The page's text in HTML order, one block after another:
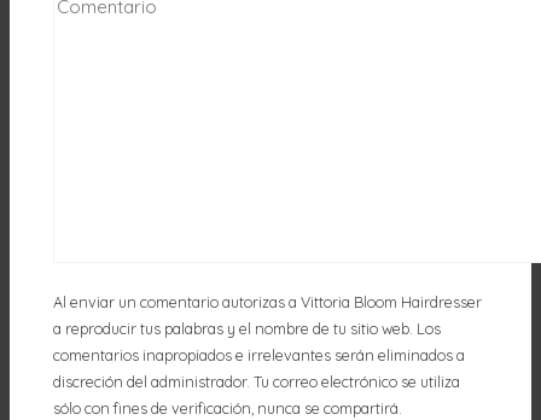
Al enviar un comentario autorizas a Vittoria Bloom Hairdresser
a reproducir tus palabras y el nombre de tu sitio web. Los
comentarios inapropiados e irrelevantes serán eliminados a
discreción del administrador. Tu correo electrónico se utiliza
sólo con fines de verificación, nunca se compartirá.